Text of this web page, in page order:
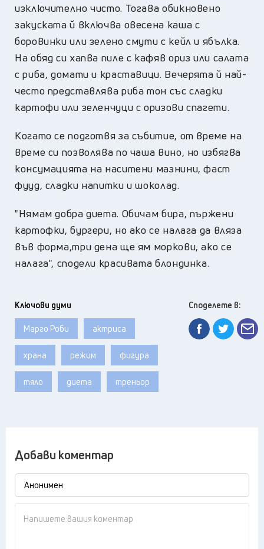
изключително чисто. Тогава обикновено
закуската й включва овесена каша с
боровинки или зелено смути с кейл и ябълка.
На обяд си хапва пиле с кафяв ориз или салата
с риба, домати и краставици. Вечерята й най-
често представлява риба тон със сладки
картофи или зеленчуци с оризови спагети.
Когато се подготвя за събитие, от време на
време си позволява по чаша вино, но избягва
консумацията на наситени мазнини, фаст
фууд, сладки напитки и шоколад.
"Нямам добра диета. Обичам бира, пържени
картофки, бургери, но ако се налага да вляза
във форма,три дена ще ям моркови, ако се
налага", сподели красивата блондинка.
Ключови думи
Марго Роби актриса
храна режим фигура
тяло диета треньор
Споделете в:
Добави коментар